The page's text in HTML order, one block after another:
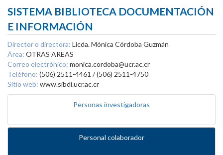
SISTEMA BIBLIOTECA DOCUMENTACIÓN
E INFORMACIÓN
Director o directora: Licda. Mónica Córdoba Guzmán
Área: OTRAS AREAS
Correo electrónico: monica.cordoba@ucr.ac.cr
Teléfono: (506) 2511-4461 / (506) 2511-4750
Sitio web: www.sibdi.ucr.ac.cr
Personas investigadoras
Personal colaborador